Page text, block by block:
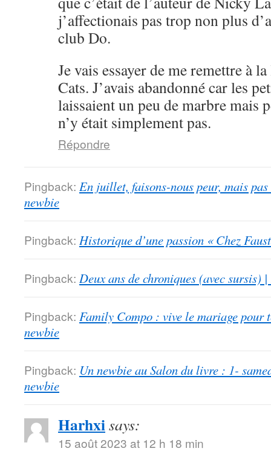
j’affectionais pas trop non plus
club Do.
Je vais essayer de me remettre à
Cats. J’avais abandonné car les
laissaient un peu de marbre mais
n’y était simplement pas.
Répondre
Pingback: En juillet, faisons-nous peur, mais
newbie
Pingback: Historique d’une passion « Chez Faust
Pingback: Deux ans de chroniques (avec sursis)
Pingback: Family Compo : vive le mariage pour
newbie
Pingback: Un newbie au Salon du livre : 1-
newbie
Harhxisays:
15 août 2023 at 12 h 18 min